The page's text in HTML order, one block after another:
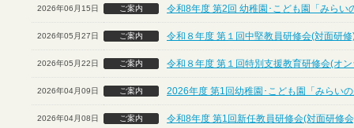
2026年06月15日 ご案内 令和8年度 第2回 幼稚園･こども園「みらい
2026年05月27日 ご案内 令和８年度 第１回中堅教員研修会(対面研修
2026年05月22日 ご案内 令和８年度 第１回特別支援教育研修会(オ
2026年04月09日 ご案内 2026年度 第1回幼稚園･こども園「みらい
2026年04月08日 ご案内 令和8年度 第1回新任教員研修会(対面研修